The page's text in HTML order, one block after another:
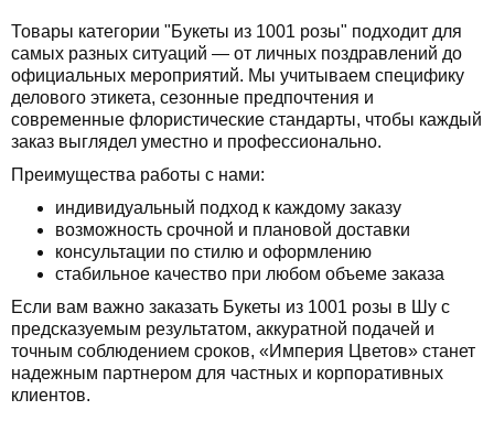
Товары категории "Букеты из 1001 розы" подходит для
самых разных ситуаций — от личных поздравлений до
официальных мероприятий. Мы учитываем специфику
делового этикета, сезонные предпочтения и
современные флористические стандарты, чтобы каждый
заказ выглядел уместно и профессионально.
Преимущества работы с нами:
индивидуальный подход к каждому заказу
возможность срочной и плановой доставки
консультации по стилю и оформлению
стабильное качество при любом объеме заказа
Если вам важно заказать Букеты из 1001 розы в Шу с
предсказуемым результатом, аккуратной подачей и
точным соблюдением сроков, «Империя Цветов» станет
надежным партнером для частных и корпоративных
клиентов.